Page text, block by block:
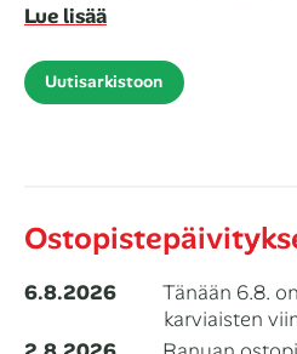
Lue lisää
Uutisarkistoon
6.8.2026
Tänään 6.8.
karviaisten